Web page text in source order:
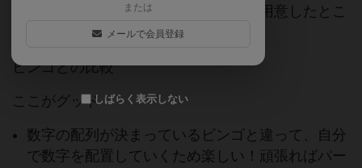
結婚式の二次会でビンゴの代替として用意したとこ
ろ大変楽しかった。
ビンゴとの比較
ここがグッド
数字の配列が決まっているビンゴと違って、自分
で数字を配置していくため楽しい！頑張ればパー
または
メールで会員登録
しばらく表示しない